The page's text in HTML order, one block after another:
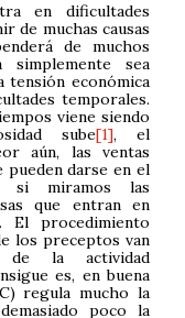
en dificultades
de muchas causas
de muchos
sea
tensión económica
temporales.
viene siendo
sube[1], el
aún, las ventas
pueden darse en el
si miramos las
que entran en
El procedimiento
los preceptos van
de la actividad
es, en buena
regula mucho la
poco la